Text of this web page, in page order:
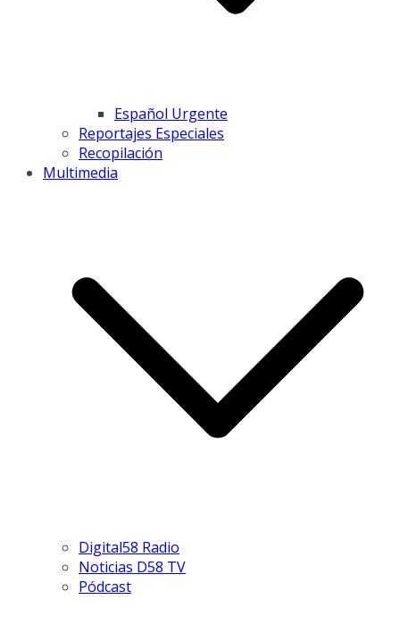
Español Urgente
Reportajes Especiales
Recopilación
Multimedia
Digital58 Radio
Noticias D58 TV
Pódcast